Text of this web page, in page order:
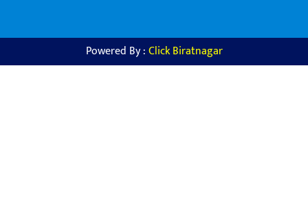
Powered By :Click Biratnagar